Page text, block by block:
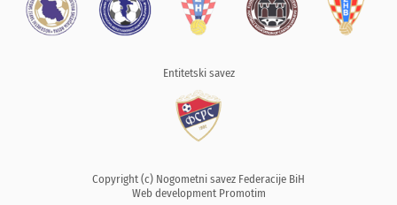
Entitetski savez
Copyright (c) Nogometni savez Federacije BiH
Web development Promotim